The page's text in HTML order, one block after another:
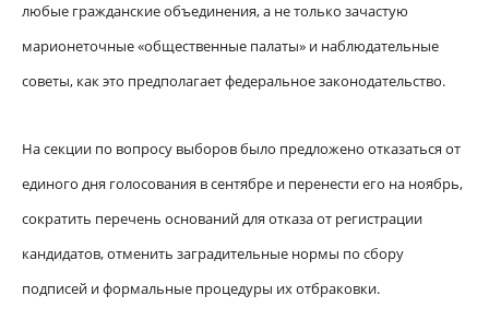
любые гражданские объединения, а не только зачастую
марионеточные «общественные палаты» и наблюдательные
советы, как это предполагает федеральное законодательство.
На секции по вопросу выборов было предложено отказаться от
единого дня голосования в сентябре и перенести его на ноябрь,
сократить перечень оснований для отказа от регистрации
кандидатов, отменить заградительные нормы по сбору
подписей и формальные процедуры их отбраковки.